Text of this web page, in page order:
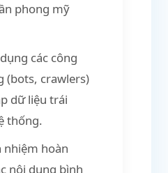
phong mỹ
các công
(bots, crawlers)
dữ liệu trái
thống.
nhiệm hoàn
nội dung bình